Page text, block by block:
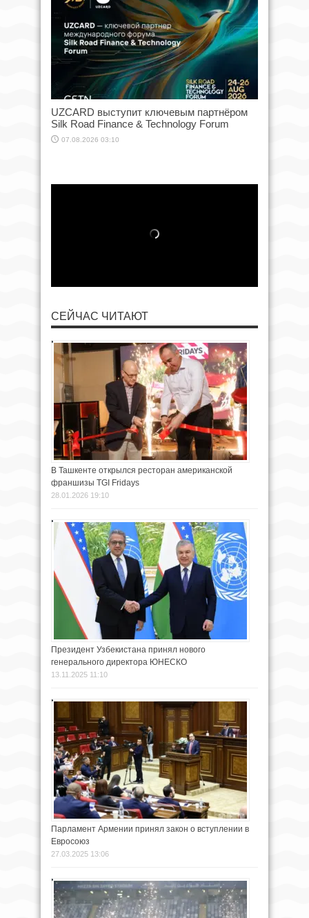
UZCARD выступит ключевым партнёром
Silk Road Finance & Technology Forum
07.08.2026 03:10
СЕЙЧАС ЧИТАЮТ
В Ташкенте открылся ресторан американской
франшизы TGI Fridays
28.01.2026 19:10
Президент Узбекистана принял нового
генерального директора ЮНЕСКО
13.11.2025 11:10
Парламент Армении принял закон о вступлении в
Евросоюз
27.03.2025 13:06